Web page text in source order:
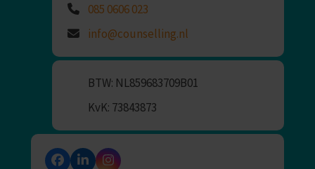
085 0606 023
info@counselling.nl
BTW: NL859683709B01
KvK: 73843873
Facebook
LinkedInInstagram